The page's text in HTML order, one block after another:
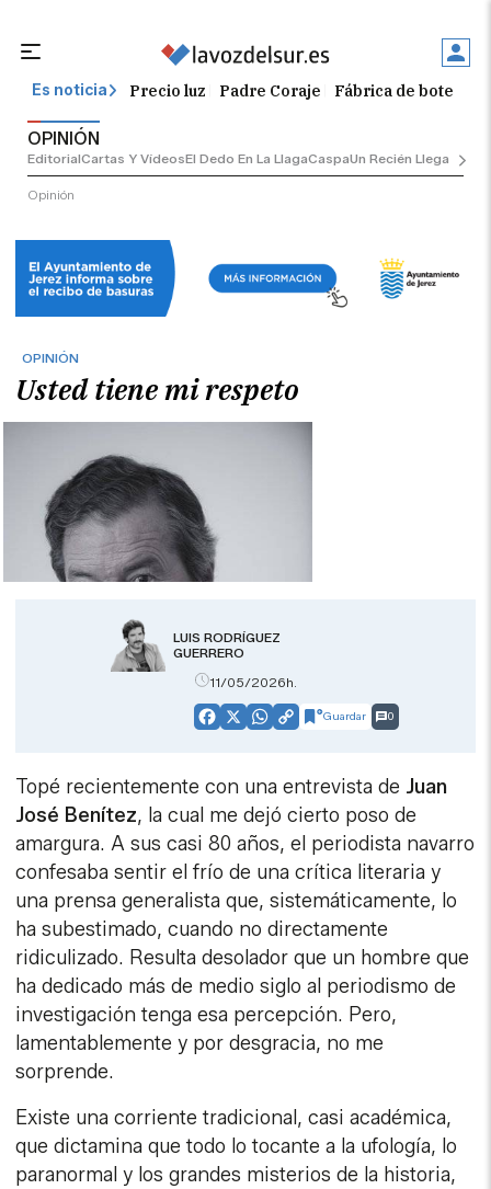
Es noticia Precio luz Padre Coraje Fábrica de botellas
OPINIÓN
EditorialCartas Y VídeosEl Dedo En La LlagaCaspaUn Recién Llegado
Opinión
OPINIÓN
Usted tiene mi respeto
LUIS RODRÍGUEZ
GUERRERO
11/05/2026h.
Facebook
X WhatsApp
CopyGuardar 0
Topé recientemente con una entrevista de Juan
José Benítez, la cual me dejó cierto poso de
amargura. A sus casi 80 años, el periodista navarro
confesaba sentir el frío de una crítica literaria y
una prensa generalista que, sistemáticamente, lo
ha subestimado, cuando no directamente
ridiculizado. Resulta desolador que un hombre que
ha dedicado más de medio siglo al periodismo de
investigación tenga esa percepción. Pero,
lamentablemente y por desgracia, no me
sorprende.
Existe una corriente tradicional, casi académica,
que dictamina que todo lo tocante a la ufología, lo
paranormal y los grandes misterios de la historia,